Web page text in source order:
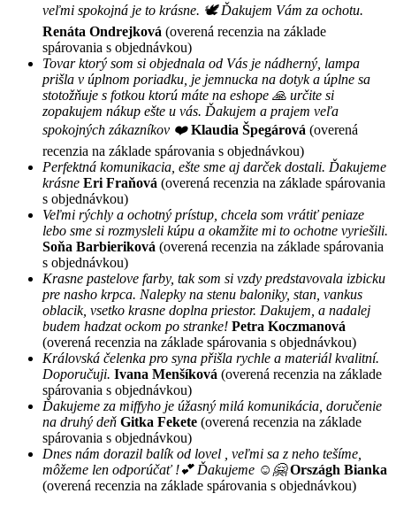
veľmi spokojná je to krásne. 🕊 Ďakujem Vám za ochotu.
Renáta Ondrejková (overená recenzia na základe
spárovania s objednávkou)
Tovar ktorý som si objednala od Vás je nádherný, lampa
prišla v úplnom poriadku, je jemnucka na dotyk a úplne sa
stotožňuje s fotkou ktorú máte na eshope 🙏 určite si
zopakujem nákup ešte u vás. Ďakujem a prajem veľa
spokojných zákazníkov ❤️ Klaudia Špegárová (overená
recenzia na základe spárovania s objednávkou)
Perfektná komunikacia, ešte sme aj darček dostali. Ďakujeme
krásne Eri Fraňová (overená recenzia na základe spárovania
s objednávkou)
Veľmi rýchly a ochotný prístup, chcela som vrátiť peniaze
lebo sme si rozmysleli kúpu a okamžite mi to ochotne vyriešili.
Soňa Barbieriková (overená recenzia na základe spárovania
s objednávkou)
Krasne pastelove farby, tak som si vzdy predstavovala izbicku
pre nasho krpca. Nalepky na stenu baloniky, stan, vankus
oblacik, vsetko krasne doplna priestor. Dakujem, a nadalej
budem hadzat ockom po stranke! Petra Koczmanová
(overená recenzia na základe spárovania s objednávkou)
Královská čelenka pro syna přišla rychle a materiál kvalitní.
Doporučuji. Ivana Menšíková (overená recenzia na základe
spárovania s objednávkou)
Ďakujeme za miffyho je úžasný milá komunikácia, doručenie
na druhý deň Gitka Fekete (overená recenzia na základe
spárovania s objednávkou)
Dnes nám dorazil balík od lovel , veľmi sa z neho tešíme,
môžeme len odporúčať !💕 Ďakujeme ☺️🤗 Országh Bianka
(overená recenzia na základe spárovania s objednávkou)